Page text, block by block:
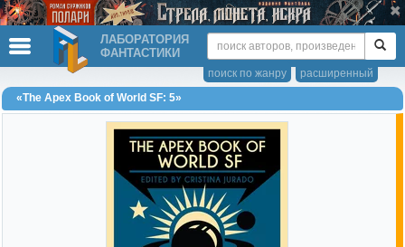
ЛАБОРАТОРИЯ
ФАНТАСТИКИ
расширенный
поиск по жанру
«The Apex Book of World SF: 5»